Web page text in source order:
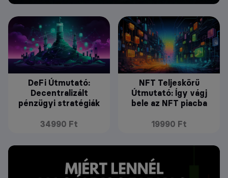
DeFi Útmutató:
Decentralizált
pénzügyi stratégiák
34990 Ft
NFT Teljeskörű
Útmutató: Így vágj
bele az NFT piacba
19990 Ft